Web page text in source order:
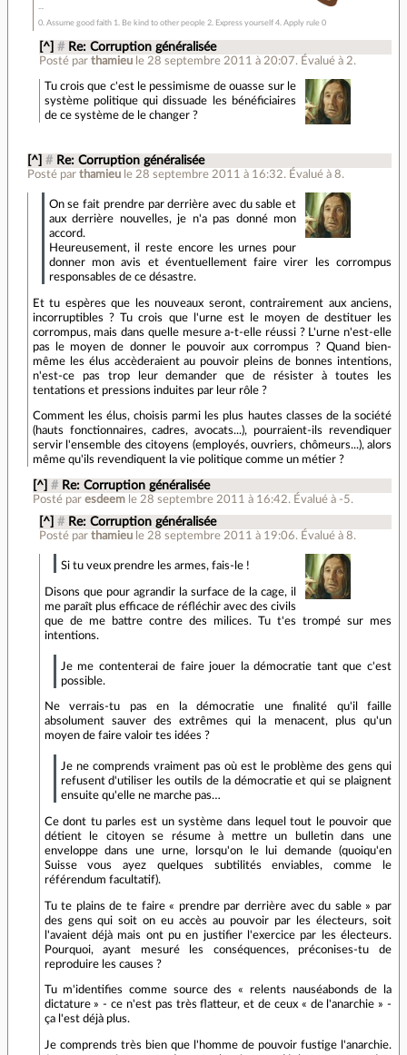
0. Assume good faith 1. Be kind to other people 2. Express yourself 4. Apply rule 0
[^] # Re: Corruption généralisée
Posté par thamieu le 28 septembre 2011 à 20:07. Évalué à 2.
Tu crois que c'est le pessimisme de ouasse sur le
système politique qui dissuade les bénéficiaires
de ce système de le changer ?
[^] # Re: Corruption généralisée
Posté par thamieu le 28 septembre 2011 à 16:32. Évalué à 8.
On se fait prendre par derrière avec du sable et
aux derrière nouvelles, je n'a pas donné mon
accord.
Heureusement, il reste encore les urnes pour
donner mon avis et éventuellement faire virer les corrompus
responsables de ce désastre.
Et tu espères que les nouveaux seront, contrairement aux anciens,
incorruptibles ? Tu crois que l'urne est le moyen de destituer les
corrompus, mais dans quelle mesure a-t-elle réussi ? L'urne n'est-elle
pas le moyen de donner le pouvoir aux corrompus ? Quand bien-
même les élus accèderaient au pouvoir pleins de bonnes intentions,
n'est-ce pas trop leur demander que de résister à toutes les
tentations et pressions induites par leur rôle ?
Comment les élus, choisis parmi les plus hautes classes de la société
(hauts fonctionnaires, cadres, avocats...), pourraient-ils revendiquer
servir l'ensemble des citoyens (employés, ouvriers, chômeurs...), alors
même qu'ils revendiquent la vie politique comme un métier ?
[^] # Re: Corruption généralisée
Posté paresdeem le 28 septembre 2011 à 16:42. Évalué à -5.
[^] # Re: Corruption généralisée
Posté par thamieu le 28 septembre 2011 à 19:06. Évalué à 8.
Si tu veux prendre les armes, fais-le !
Disons que pour agrandir la surface de la cage, il
me paraît plus efficace de réfléchir avec des civils
que de me battre contre des milices. Tu t'es trompé sur mes
intentions.
Je me contenterai de faire jouer la démocratie tant que c'est
possible.
Ne verrais-tu pas en la démocratie une finalité qu'il faille
absolument sauver des extrêmes qui la menacent, plus qu'un
moyen de faire valoir tes idées ?
Je ne comprends vraiment pas où est le problème des gens qui
refusent d'utiliser les outils de la démocratie et qui se plaignent
ensuite qu'elle ne marche pas…
Ce dont tu parles est un système dans lequel tout le pouvoir que
détient le citoyen se résume à mettre un bulletin dans une
enveloppe dans une urne, lorsqu'on le lui demande (quoiqu'en
Suisse vous ayez quelques subtilités enviables, comme le
référendum facultatif).
Tu te plains de te faire « prendre par derrière avec du sable » par
des gens qui soit on eu accès au pouvoir par les électeurs, soit
l'avaient déjà mais ont pu en justifier l'exercice par les électeurs.
Pourquoi, ayant mesuré les conséquences, préconises-tu de
reproduire les causes ?
Tu m'identifies comme source des « relents nauséabonds de la
dictature » - ce n'est pas très flatteur, et de ceux « de l'anarchie » -
ça l'est déjà plus.
Je comprends très bien que l'homme de pouvoir fustige l'anarchie.